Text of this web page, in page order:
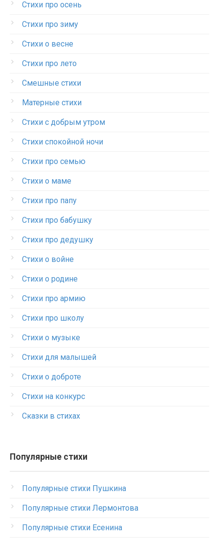
Стихи про осень
Стихи про зиму
Стихи о весне
Стихи про лето
Смешные стихи
Матерные стихи
Стихи с добрым утром
Стихи спокойной ночи
Стихи про семью
Стихи о маме
Стихи про папу
Стихи про бабушку
Стихи про дедушку
Стихи о войне
Стихи о родине
Стихи про армию
Стихи про школу
Стихи о музыке
Стихи для малышей
Стихи о доброте
Стихи на конкурс
Сказки в стихах
Популярные стихи
Популярные стихи Пушкина
Популярные стихи Лермонтова
Популярные стихи Есенина